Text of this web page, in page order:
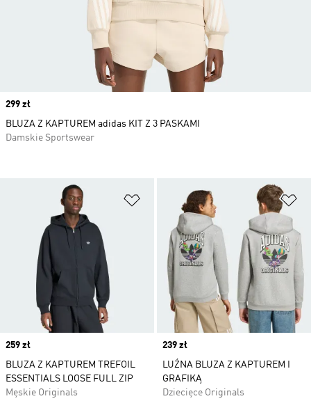
Dodaj do listy życzeń
Price
259 zł
BLUZA Z KAPTUREM TREFOIL
ESSENTIALS LOOSE FULL ZIP
Męskie Originals
Price
239 zł
LUŹNA BLUZA Z KAPTUREM I
GRAFIKĄ
Dziecięce Originals
Price
299 zł
BLUZA Z KAPTUREM adidas KIT Z 3 PASKAMI
Damskie Sportswear